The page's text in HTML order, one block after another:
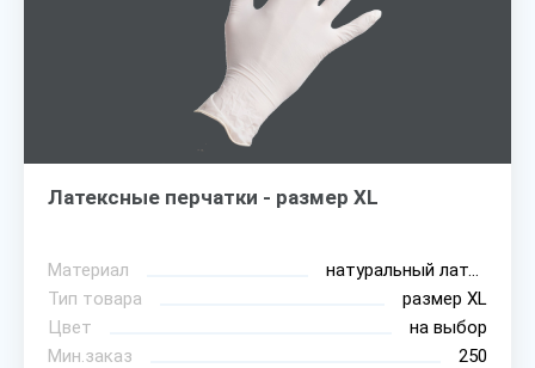
Латексные перчатки - размер XL
Материал
натуральный латекс
Тип товара
размер XL
Цвет
на выбор
Мин.заказ
250